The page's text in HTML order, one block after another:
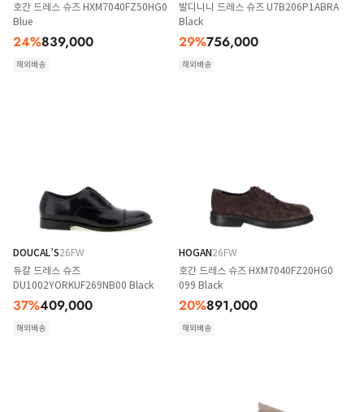
호간 드레스 슈즈 HXM7040FZ50HG0
Blue
24%839,000
해외배송
발디니니 드레스 슈즈 U7B206P1ABRA
Black
29%756,000
해외배송
DOUCAL’S26FW
듀칼 드레스 슈즈
DU1002YORKUF269NB00 Black
37%409,000
해외배송
HOGAN26FW
호간 드레스 슈즈 HXM7040FZ20HG0
099 Black
20%891,000
해외배송